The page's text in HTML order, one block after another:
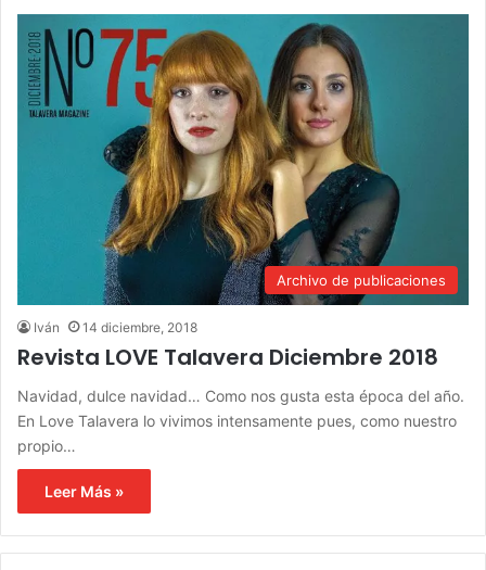
Archivo de publicaciones
Iván 14 diciembre, 2018
Revista LOVE Talavera Diciembre 2018
Navidad, dulce navidad… Como nos gusta esta época del año.
En Love Talavera lo vivimos intensamente pues, como nuestro
propio…
Leer Más »